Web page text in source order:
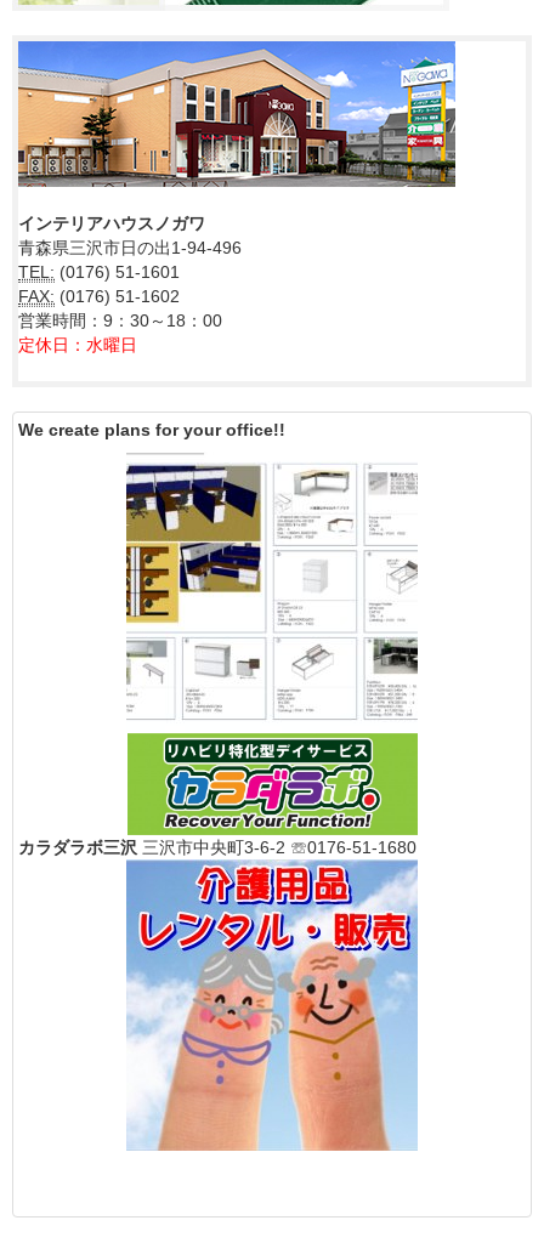
インテリアハウスノガワ
青森県三沢市日の出1-94-496
TEL: (0176) 51-1601
FAX: (0176) 51-1602
営業時間：9：30～18：00
定休日：水曜日
We create plans for your office!!
カラダラボ三沢 三沢市中央町3-6-2 ☏0176-51-1680